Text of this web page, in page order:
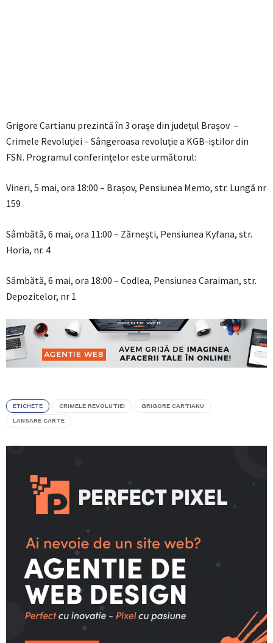
Grigore Cartianu prezintă în 3 orașe din județul Brașov –
Crimele Revoluției – Sângeroasa revoluție a KGB-iștilor din
FSN. Programul conferințelor este următorul:
Vineri, 5 mai, ora 18:00 – Brașov, Pensiunea Memo, str. Lungă nr
159
Sâmbătă, 6 mai, ora 11:00 – Zărnești, Pensiunea Kyfana, str.
Horia, nr. 4
Sâmbătă, 6 mai, ora 18:00 – Codlea, Pensiunea Caraiman, str.
Depozitelor, nr 1
ETICHETE CRIMELE REVOLUTIEI GRIGORE CARTIANU
LANSARE CARTE